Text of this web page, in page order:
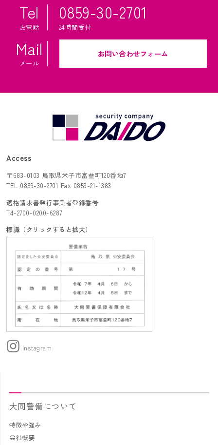
Tel
お電話
0859-30-2701
24時間受付
Mail
メール
お問い合わせフォーム
Access
〒683-0103 鳥取県米子市富益町120番地7
TEL 0859-30-2701 Fax 0859-21-1383
適格請求書発行事業者登録番号
T4-2700-0200-6287
標識（クリックすると拡大）
Instagram
大同警備について
特徴や強み
会社概要